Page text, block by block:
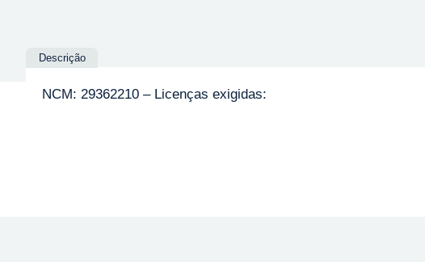
Descrição
NCM: 29362210 – Licenças exigidas: